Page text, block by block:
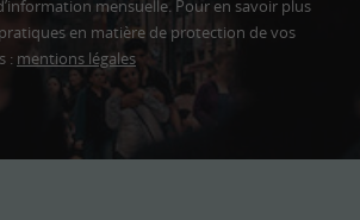
mensuelle. Pour en savoir plus
en matière de protection de vos
: mentions légales